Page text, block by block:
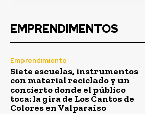
EMPRENDIMENTOS
Emprendimiento
Siete escuelas, instrumentos
con material reciclado y un
concierto donde el público
toca: la gira de Los Cantos de
Colores en Valparaíso